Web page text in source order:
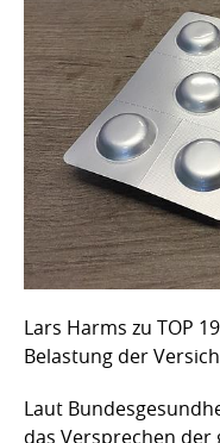
Lars Harms zu TOP
Belastung der
Laut
das Versprechen der